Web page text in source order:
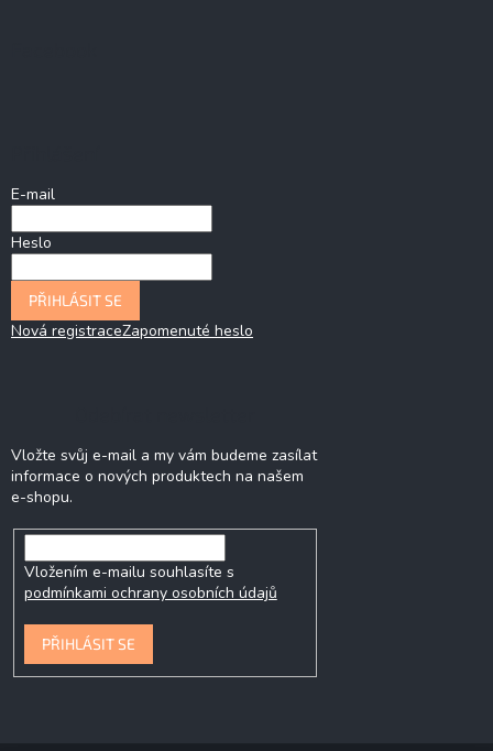
E-mail
Heslo
PŘIHLÁSIT SE
Nová registraceZapomenuté heslo
Vložte svůj e-mail a my vám budeme zasílat
informace o nových produktech na našem
e-shopu.
Vložením e-mailu souhlasíte s
podmínkami ochrany osobních údajů
PŘIHLÁSIT SE